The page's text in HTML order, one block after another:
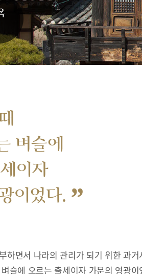
벼슬에
이자
이었다. ”
하면서 나라의 관리가 되기 위한 과
슬에 오르는 출세이자 가문의 영광